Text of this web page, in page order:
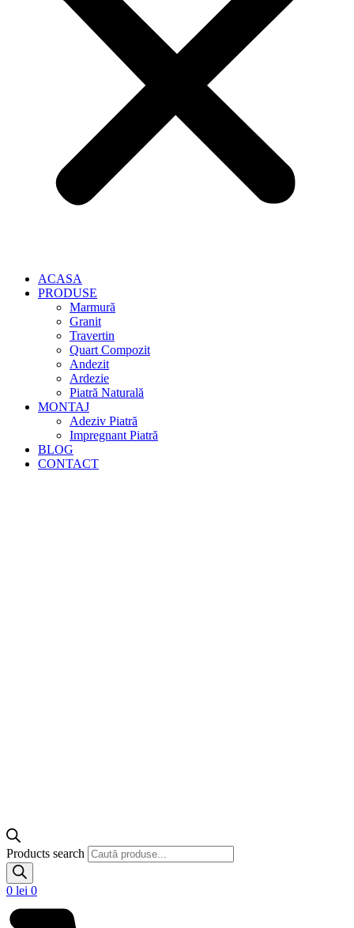
ACASA
PRODUSE
Marmură
Granit
Travertin
Quart Compozit
Andezit
Ardezie
Piatră Naturală
MONTAJ
Adeziv Piatră
Impregnant Piatră
BLOG
CONTACT
Products search
0 lei 0